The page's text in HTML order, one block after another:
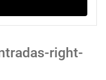
right-